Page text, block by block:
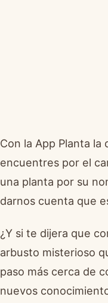
Con la App Planta
encuentres por el
una planta por su
darnos cuenta que
¿Y si te dijera que
arbusto misterioso
paso más cerca de
nuevos